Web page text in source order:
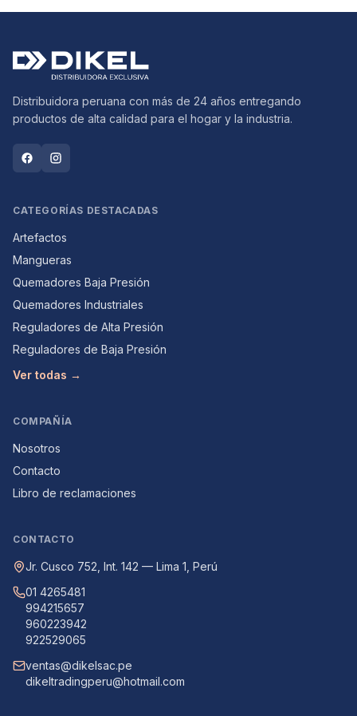
Distribuidora peruana con más de 24 años entregando
productos de alta calidad para el hogar y la industria.
CATEGORÍAS DESTACADAS
Artefactos
Mangueras
Quemadores Baja Presión
Quemadores Industriales
Reguladores de Alta Presión
Reguladores de Baja Presión
Ver todas →
COMPAÑÍA
Nosotros
Contacto
Libro de reclamaciones
CONTACTO
Jr. Cusco 752, Int. 142 — Lima 1, Perú
01 4265481
994215657
960223942
922529065
ventas@dikelsac.pe
dikeltradingperu@hotmail.com